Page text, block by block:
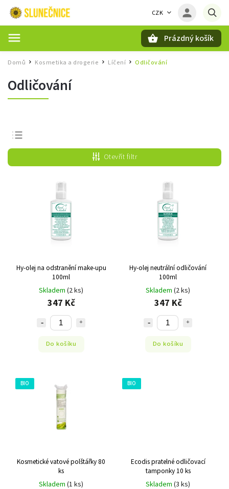
CZK
Prázdný košík
Domů / Kosmetika a drogerie / Líčení / Odličování
Odličování
Nejprodávanější
Nejlevnější
Nejdražší
Abecedně
Otevřít filtr
Hy-olej na odstranění make-upu
100ml
Skladem (2 ks)
347 Kč
Do košíku
Hy-olej neutrální odličování
100ml
Skladem (2 ks)
347 Kč
Do košíku
BIO
Kosmetické vatové polštářky 80
ks
Skladem (1 ks)
BIO
Ecodis pratelné odličovací
tamponky 10 ks
Skladem (3 ks)